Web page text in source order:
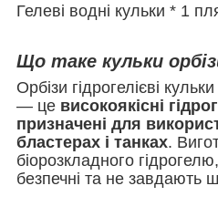
Гелеві водні кульки * 1
Що таке кульки
Орбізи гідрогелієві
— це високоякісні
призначені для
бластерах і танках.
біорозкладного
безпечні та не завдають